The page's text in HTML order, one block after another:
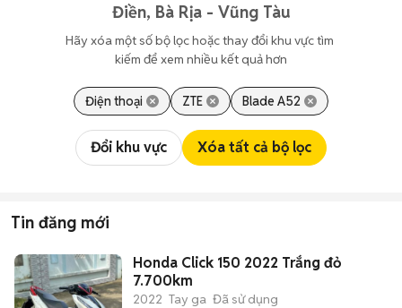
Điền, Bà Rịa - Vũng Tàu
Hãy xóa một số bộ lọc hoặc thay đổi khu vực tìm
kiếm để xem nhiều kết quả hơn
Điện thoại ZTE Blade A52
Đổi khu vực Xóa tất cả bộ lọc
Tin đăng mới
Honda Click 150 2022 Trắng đỏ
7.700km
2022 Tay ga Đã sử dụng